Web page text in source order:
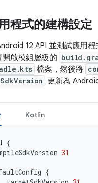
程式的建構設定
12 API 並測試應用
啟模組層級的
檔案，然後將
更新為
Kotlin
{
31
{